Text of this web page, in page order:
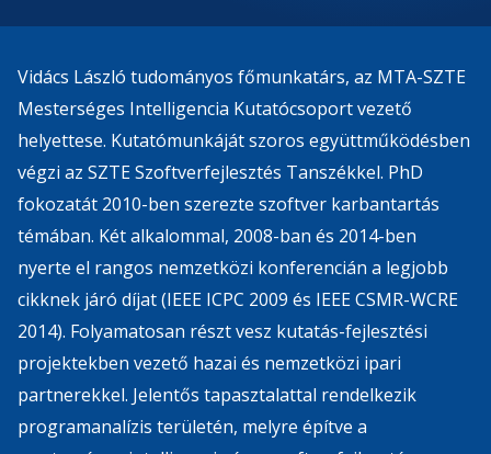
Vidács László tudományos főmunkatárs, az MTA-SZTE
Mesterséges Intelligencia Kutatócsoport vezető
helyettese. Kutatómunkáját szoros együttműködésben
végzi az SZTE Szoftverfejlesztés Tanszékkel. PhD
fokozatát 2010-ben szerezte szoftver karbantartás
témában. Két alkalommal, 2008-ban és 2014-ben
nyerte el rangos nemzetközi konferencián a legjobb
cikknek járó díjat (IEEE ICPC 2009 és IEEE CSMR-WCRE
2014). Folyamatosan részt vesz kutatás-fejlesztési
projektekben vezető hazai és nemzetközi ipari
partnerekkel. Jelentős tapasztalattal rendelkezik
programanalízis területén, melyre építve a